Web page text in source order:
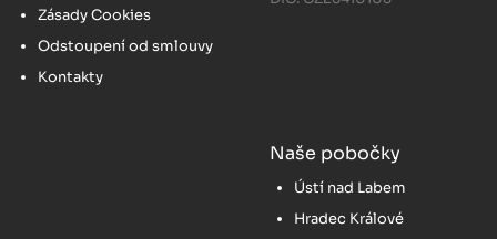
Zásady Cookies
Odstoupení od smlouvy
Kontakty
Naše pobočky
Ústí nad Labem
Hradec Králové